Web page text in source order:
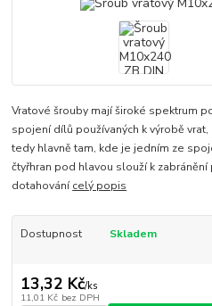
Vratové šrouby mají široké spektrum
spojení dílů používaných k výrobě
tedy hlavně tam, kde je jedním ze
čtyřhran pod hlavou slouží k
dotahovánícelý popis
Dostupnost Skladem
13,32 Kč/ks
11,01 Kč bez DPH